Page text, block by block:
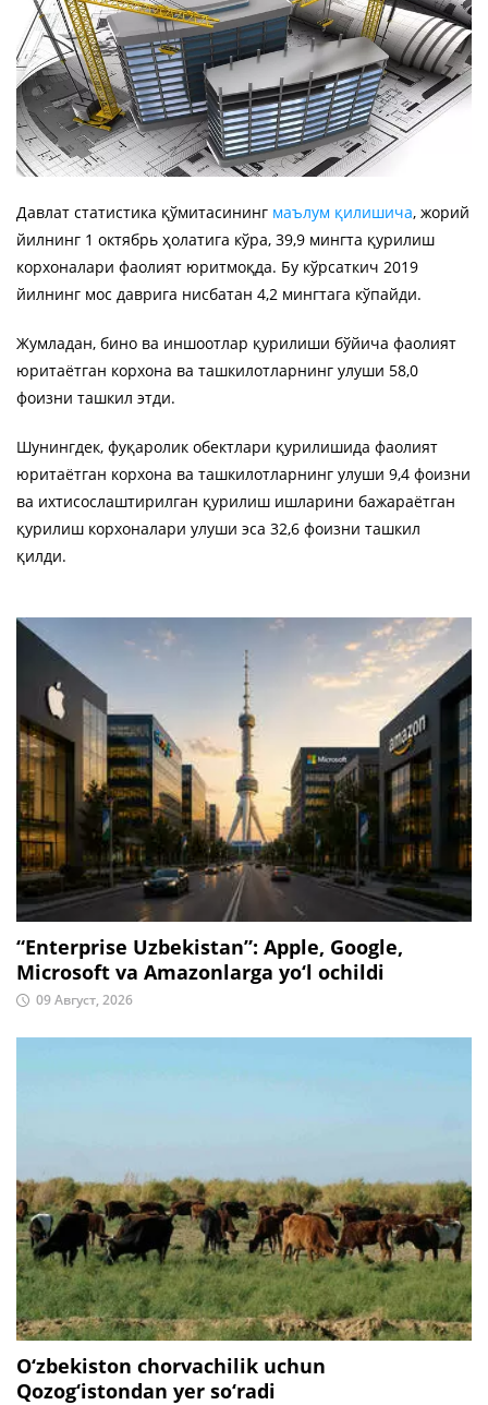
Давлат статистика қўмитасининг маълум қилишича, жорий
йилнинг 1 октябрь ҳолатига кўра, 39,9 мингта қурилиш
корхоналари фаолият юритмоқда. Бу кўрсаткич 2019
йилнинг мос даврига нисбатан 4,2 мингтага кўпайди.
Жумладан, бино ва иншоотлар қурилиши бўйича фаолият
юритаётган корхона ва ташкилотларнинг улуши 58,0
фоизни ташкил этди.
Шунингдек, фуқаролик обектлари қурилишида фаолият
юритаётган корхона ва ташкилотларнинг улуши 9,4 фоизни
ва ихтисослаштирилган қурилиш ишларини бажараётган
қурилиш корхоналари улуши эса 32,6 фоизни ташкил
қилди.
“Enterprise Uzbekistan”: Apple, Google,
Microsoft va Amazonlarga yo‘l ochildi
09 Август, 2026
O‘zbekiston chorvachilik uchun
Qozog‘istondan yer so‘radi